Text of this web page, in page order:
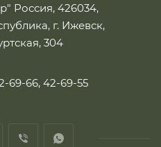
Россия, 426034,
г. Ижевск,
304
69-66, 42-69-55